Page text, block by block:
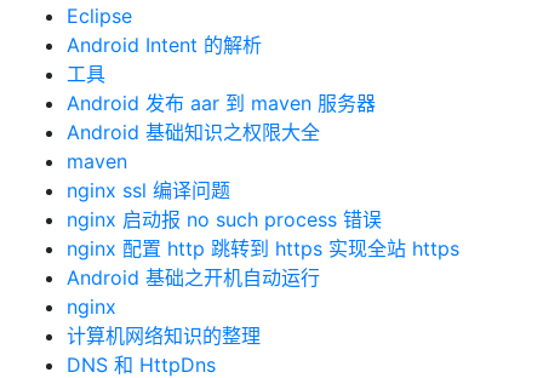
Eclipse
Android Intent 的解析
工具
Android 发布 aar 到 maven 服务器
Android 基础知识之权限大全
maven
nginx ssl 编译问题
nginx 启动报 no such process 错误
nginx 配置 http 跳转到 https 实现全站 https
Android 基础之开机自动运行
nginx
计算机网络知识的整理
DNS 和 HttpDns